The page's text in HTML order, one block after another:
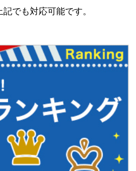
でも対応可能です。